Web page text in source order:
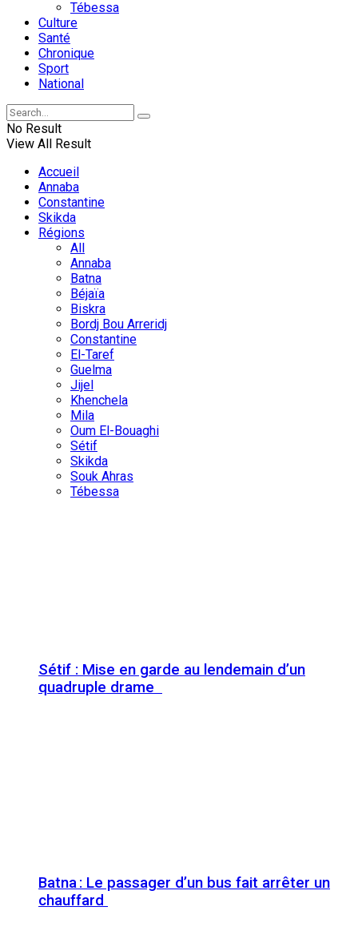
Tébessa
Culture
Santé
Chronique
Sport
National
No Result
View All Result
Accueil
Annaba
Constantine
Skikda
Régions
All
Annaba
Batna
Béjaïa
Biskra
Bordj Bou Arreridj
Constantine
El-Taref
Guelma
Jijel
Khenchela
Mila
Oum El-Bouaghi
Sétif
Skikda
Souk Ahras
Tébessa
Sétif : Mise en garde au lendemain d’un
quadruple drame
Batna : Le passager d’un bus fait arrêter un
chauffard